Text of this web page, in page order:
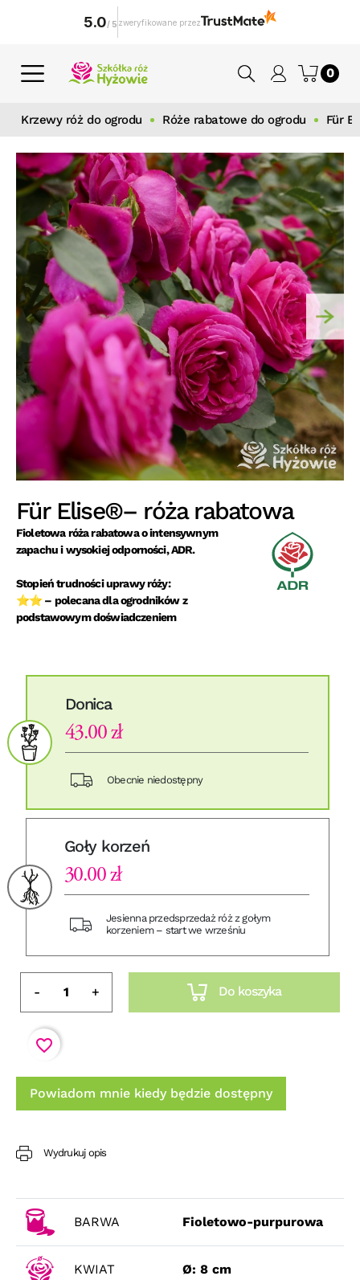
0
Krzewy róż do ogrodu Róże rabatowe do ogrodu Für
Für Elise®– róża rabatowa
Fioletowa róża rabatowa o intensywnym
zapachu i wysokiej odporności, ADR.
Stopień trudności uprawy róży:
⭐⭐ – polecana dla ogrodników z
podstawowym doświadczeniem
Donica
43.00 zł
Obecnie niedostępny
Goły korzeń
30.00 zł
Jesienna przedsprzedaż róż z gołym
korzeniem – start we wrześniu
Do koszyka
- +
favorite_border
Powiadom mnie kiedy będzie dostępny
Wydrukuj opis
BARWA Fioletowo-purpurowa
KWIAT Ø: 8 cm
5.0/ 5 zweryfikowane przez